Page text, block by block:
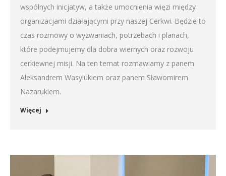
wspólnych inicjatyw, a także umocnienia więzi między
organizacjami działającymi przy naszej Cerkwi. Będzie to
czas rozmowy o wyzwaniach, potrzebach i planach,
które podejmujemy dla dobra wiernych oraz rozwoju
cerkiewnej misji. Na ten temat rozmawiamy z panem
Aleksandrem Wasylukiem oraz panem Sławomirem
Nazarukiem.
Więcej